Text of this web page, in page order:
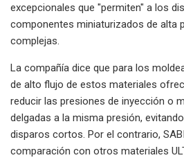
excepcionales que "permiten" a los
componentes miniaturizados de alta
complejas.
La compañía dice que para los
de alto flujo de estos materiales
reducir las presiones de inyección o
delgadas a la misma presión,
disparos cortos. Por el contrario,
comparación con otros materiales